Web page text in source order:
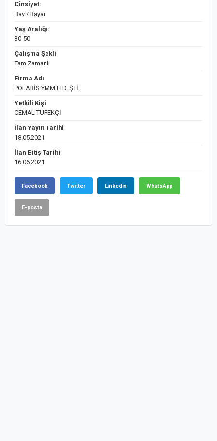
Cinsiyet:
Bay / Bayan
Yaş Aralığı:
30-50
Çalışma Şekli
Tam Zamanlı
Firma Adı
POLARİS YMM LTD. ŞTİ.
Yetkili Kişi
CEMAL TÜFEKÇİ
İlan Yayın Tarihi
18.05.2021
İlan Bitiş Tarihi
16.06.2021
Facebook Twitter Linkedin WhatsApp
E-posta